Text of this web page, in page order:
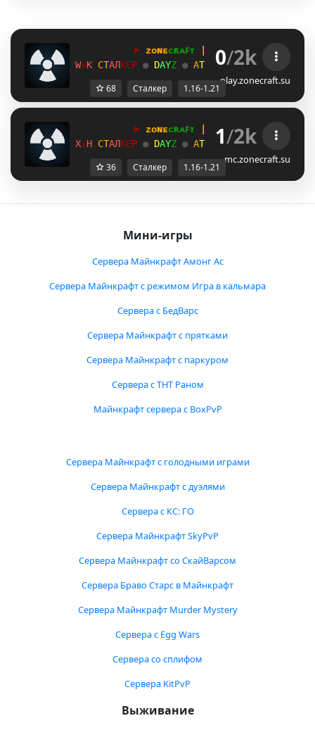
➤ ᴢᴏɴᴇᴄʀᴀꜰᴛ 1.1 6 →
+
F☠[ СТАЛКЕР ● DAYZ ● АТ СФЕ РА ● Й
0/2k
play.zonecraft.su
68 Сталкер 1.16-1.21
➤ ᴢᴏɴᴇᴄʀᴀꜰᴛ .1 6 →
+
W☠K СТАЛКЕР ● DAYZ ● АТ СФЕ РА ● Й
1/2k
mc.zonecraft.su
36 Сталкер 1.16-1.21
Мини-игры
Сервера Майнкрафт Амонг Ас
Сервера Майнкрафт с режимом Игра в кальмара
Сервера с БедВарс
Сервера Майнкрафт с прятками
Сервера Майнкрафт с паркуром
Сервера с ТНТ Раном
Майнкрафт сервера с BoxPvP
Сервера Майнкрафт с голодными играми
Сервера Майнкрафт с дуэлями
Сервера с КС: ГО
Сервера Майнкрафт SkyPvP
Сервера Майнкрафт со СкайВарсом
Сервера Браво Старс в Майнкрафт
Сервера Майнкрафт Murder Mystery
Сервера с Egg Wars
Сервера со сплифом
Сервера KitPvP
Выживание